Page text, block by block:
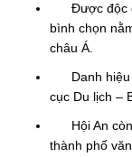
Được độc
bình chọn
châu Á.
Danh hiệu
cục Du lịch –
Hội An còn
thành phố